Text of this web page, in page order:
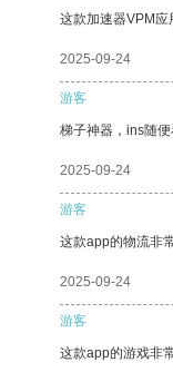
这款加速器VPM
2025-09-24
游客
梯子神器，ins随便
2025-09-24
游客
这款app的物流非
2025-09-24
游客
这款app的游戏非